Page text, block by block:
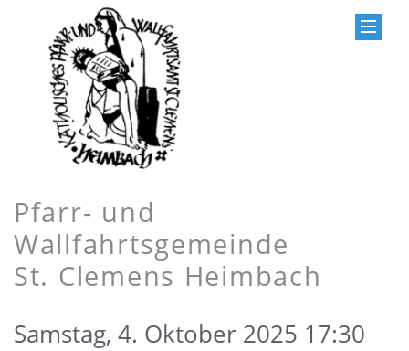
Pfarr- und
Wallfahrtsgemeinde
St. Clemens Heimbach
Samstag, 4. Oktober 2025 17:30